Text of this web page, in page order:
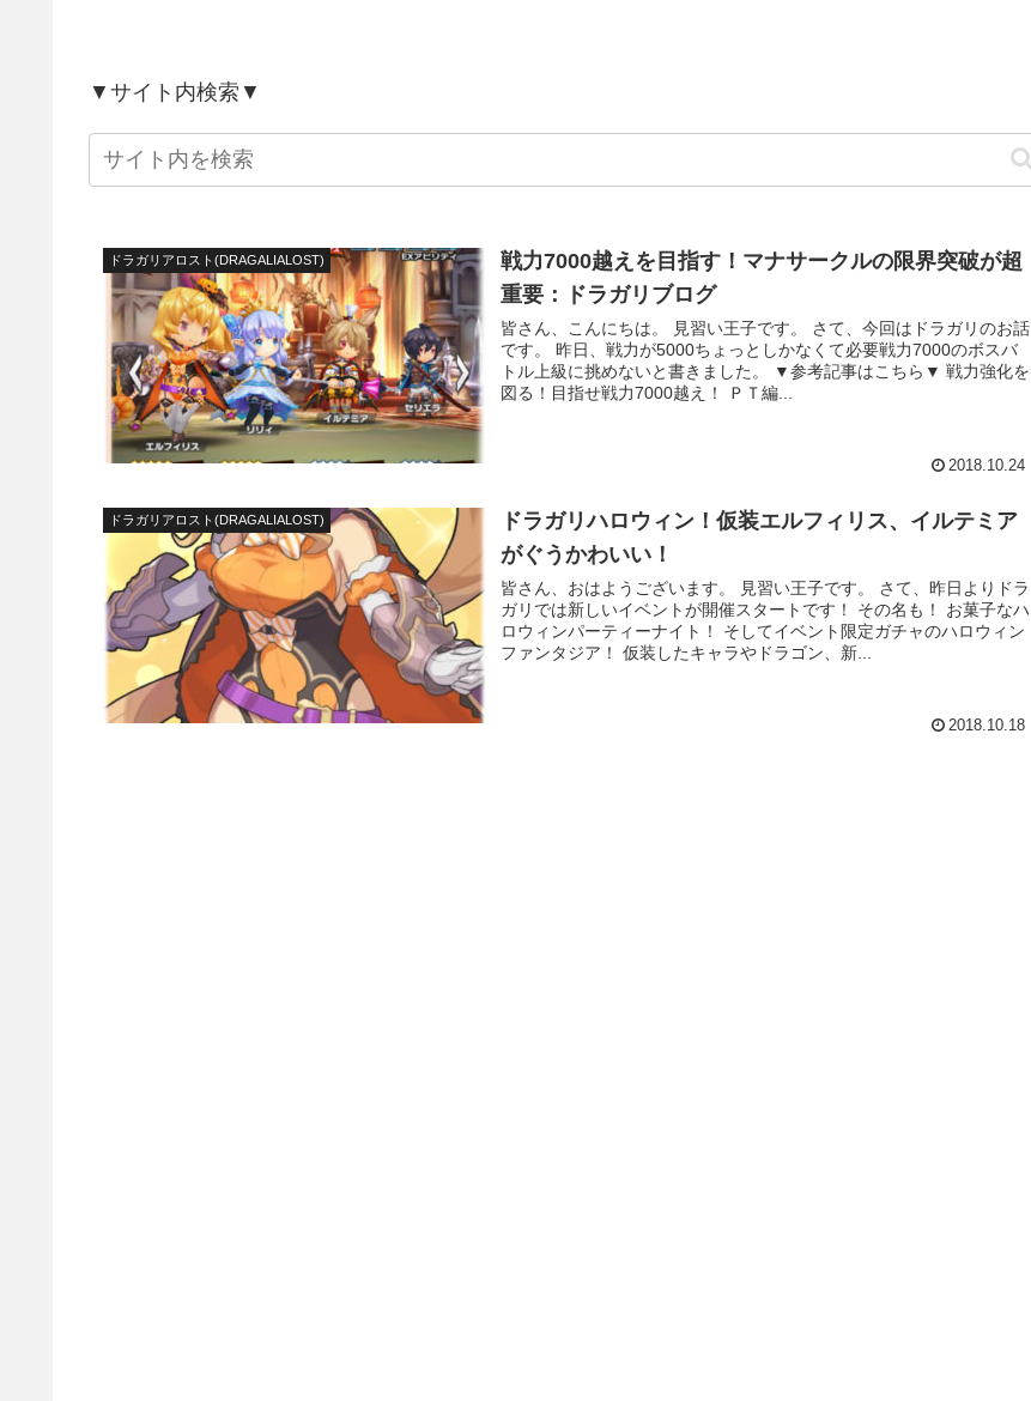
▼サイト内検索▼
ドラガリアロスト(DRAGALIALOST)
戦力7000越えを目指す！マナサークルの限界突破が超
重要：ドラガリブログ
皆さん、こんにちは。 見習い王子です。 さて、今回はドラガリのお話
です。 昨日、戦力が5000ちょっとしかなくて必要戦力7000のボスバ
トル上級に挑めないと書きました。 ▼参考記事はこちら▼ 戦力強化を
図る！目指せ戦力7000越え！ ＰＴ編...
2018.10.24
ドラガリアロスト(DRAGALIALOST)
ドラガリハロウィン！仮装エルフィリス、イルテミア
がぐうかわいい！
皆さん、おはようございます。 見習い王子です。 さて、昨日よりドラ
ガリでは新しいイベントが開催スタートです！ その名も！ お菓子なハ
ロウィンパーティーナイト！ そしてイベント限定ガチャのハロウィン
ファンタジア！ 仮装したキャラやドラゴン、新...
2018.10.18